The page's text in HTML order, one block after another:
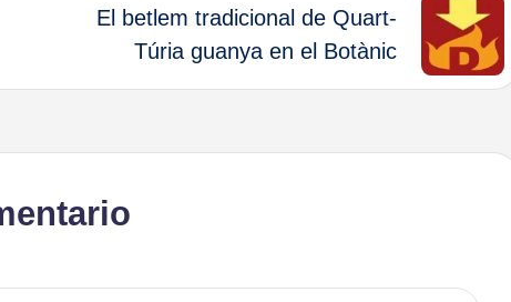
El betlem tradicional de Quart-
Túria guanya en el Botànic